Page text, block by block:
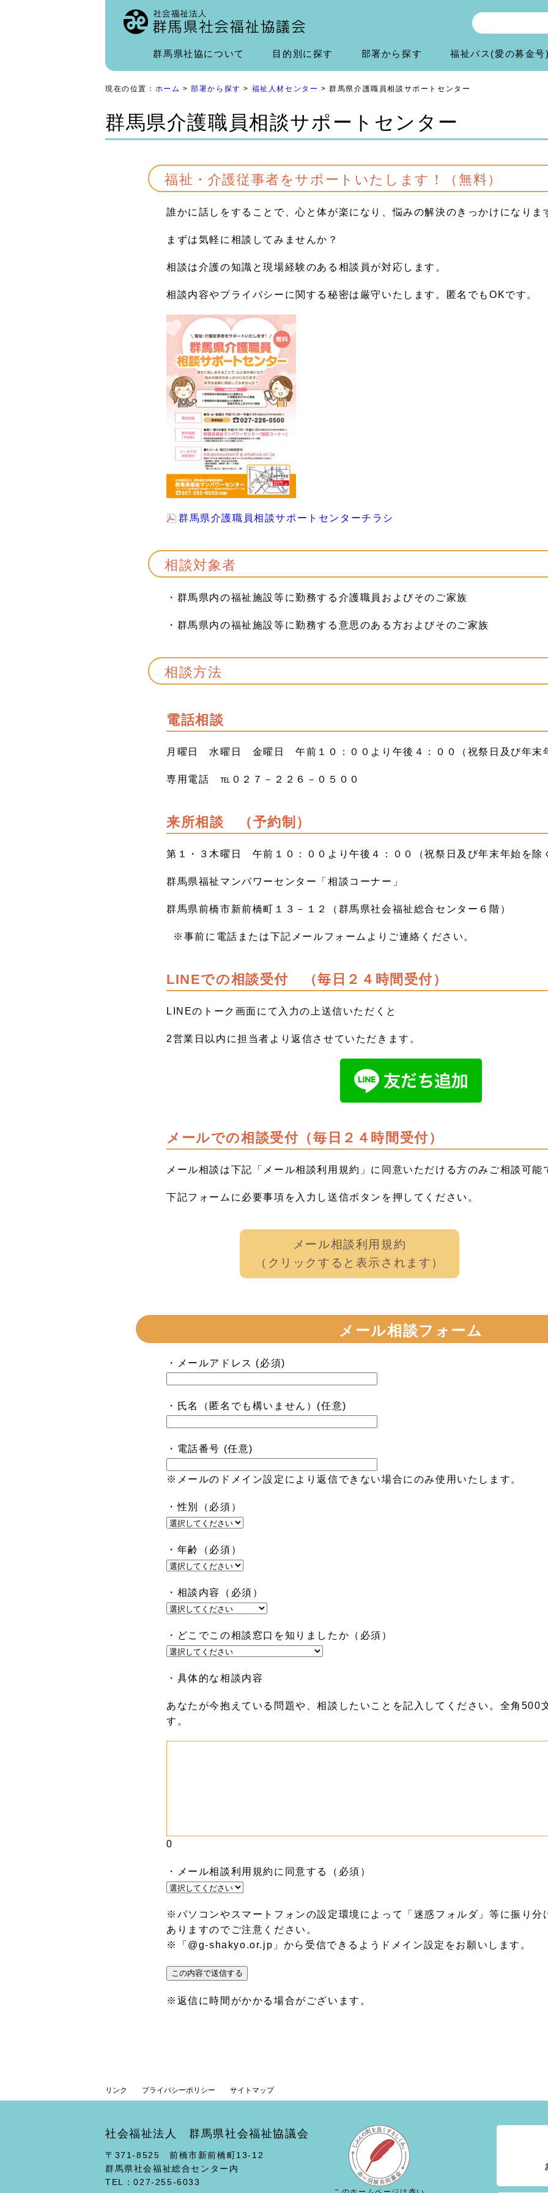
群馬県社協について 目的別に探す 部署から探す 福祉バス(愛の募金号
現在の位置： ホーム >部署から探す > 福祉人材センター > 群馬県介護職員相談サポートセンター
群馬県介護職員相談サポートセンター
福祉・介護従事者をサポートいたします！（無料）
誰かに話しをすることで、心と体が楽になり、悩みの解決のきっかけになりま
まずは気軽に相談してみませんか？
相談は介護の知識と現場経験のある相談員が対応します。
相談内容やプライバシーに関する秘密は厳守いたします。匿名でもOKです。
群馬県介護職員相談サポートセンターチラシ
相談対象者
・群馬県内の福祉施設等に勤務する介護職員およびそのご家族
・群馬県内の福祉施設等に勤務する意思のある方およびそのご家族
相談方法
電話相談
月曜日 水曜日 金曜日 午前１０：００より午後４：００（祝祭日及び年末
専用電話 ℡０２７－２２６－０５００
来所相談 （予約制）
第１・３木曜日 午前１０：００より午後４：００（祝祭日及び年末年始を除
群馬県福祉マンパワーセンター「相談コーナー」
群馬県前橋市新前橋町１３－１２（群馬県社会福祉総合センター６階）
※事前に電話または下記メールフォームよりご連絡ください。
LINEでの相談受付 （毎日２４時間受付）
LINEのトーク画面にて入力の上送信いただくと
2営業日以内に担当者より返信させていただきます。
メールでの相談受付（毎日２４時間受付）
メール相談は下記「メール相談利用規約」に同意いただける方のみご相談可能
下記フォームに必要事項を入力し送信ボタンを押してください。
メール相談利用規約
（クリックすると表示されます）
メール相談フォーム
・メールアドレス (必須)
・氏名（匿名でも構いません）(任意)
・電話番号 (任意)
※メールのドメイン設定により返信できない場合にのみ使用いたします。
・性別（必須）
・年齢（必須）
・相談内容（必須）
・どこでこの相談窓口を知りましたか（必須）
・具体的な相談内容
あなたが今抱えている問題や、相談したいことを記入してください。全角500
す。
0
・メール相談利用規約に同意する（必須）
※パソコンやスマートフォンの設定環境によって「迷惑フォルダ」等に振り分
ありますのでご注意ください。
※「@g-shakyo.or.jp」から受信できるようドメイン設定をお願いします。
※返信に時間がかかる場合がございます。
リンク プライバシーポリシー サイトマップ
社会福祉法人 群馬県社会福祉協議会
〒371-8525 前橋市新前橋町13-12
群馬県社会福祉総合センター内
TEL：027-255-6033